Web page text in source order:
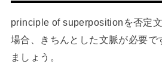
principle of superpositionを否定
場合、きちんとした文脈が必要で
ましょう。